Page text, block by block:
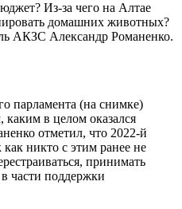
Из-за чего на Алтае
домашних животных?
АКЗС Александр Романенко.
парламента (на снимке)
в целом оказался
отметил, что 2022-й
никто с этим ранее не
принимать
части поддержки